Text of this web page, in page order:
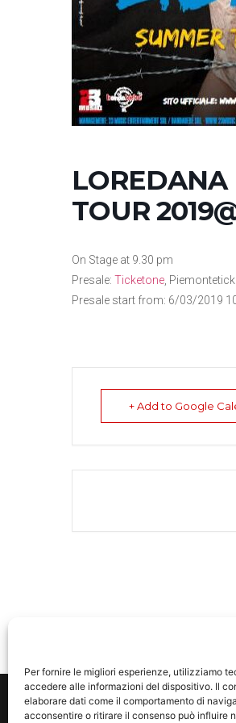
Per fornire le migliori esperienze, utilizziamo
accedere alle informazioni del dispositivo. Il
elaborare dati come il comportamento di
acconsentire o ritirare il consenso può influire
LOREDANA
TOUR
On Stage at 9.30 pm
Presale: Ticketone ,
Presale start from: 6/03/2019
+ Add to Google